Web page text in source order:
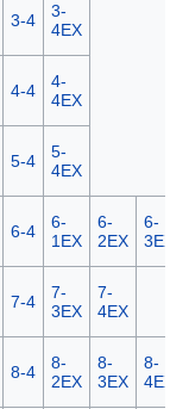
3-4
3-
4EX
4-4
4-
4EX
5-4
5-
4EX
6-4
6-
1EX
6-
2EX
6-
7-4
7-
3EX
7-
4EX
8-4
8-
2EX
8-
3EX
8-